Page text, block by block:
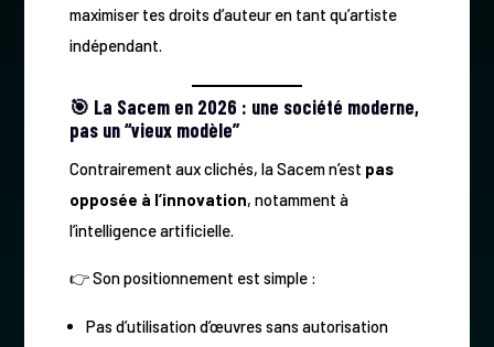
maximiser tes droits d’auteur en tant qu’artiste
indépendant.
🎯 La Sacem en 2026 : une société moderne,
pas un “vieux modèle”
Contrairement aux clichés, la Sacem n’est pas
opposée à l’innovation, notamment à
l’intelligence artificielle.
👉 Son positionnement est simple :
Pas d’utilisation d’œuvres sans autorisation